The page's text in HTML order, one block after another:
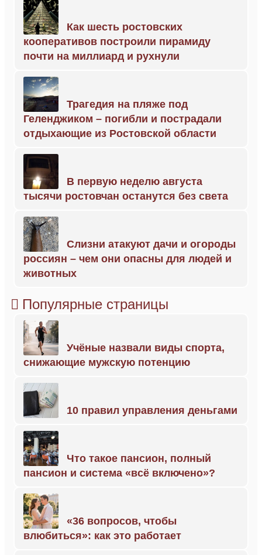
Как шесть ростовских
кооперативов построили пирамиду
почти на миллиард и рухнули
Трагедия на пляже под
Геленджиком – погибли и пострадали
отдыхающие из Ростовской области
В первую неделю августа
тысячи ростовчан останутся без света
Слизни атакуют дачи и огороды
россиян – чем они опасны для людей и
животных
Популярные страницы
Учёные назвали виды спорта,
снижающие мужскую потенцию
10 правил управления деньгами
Что такое пансион, полный
пансион и система «всё включено»?
«36 вопросов, чтобы
влюбиться»: как это работает